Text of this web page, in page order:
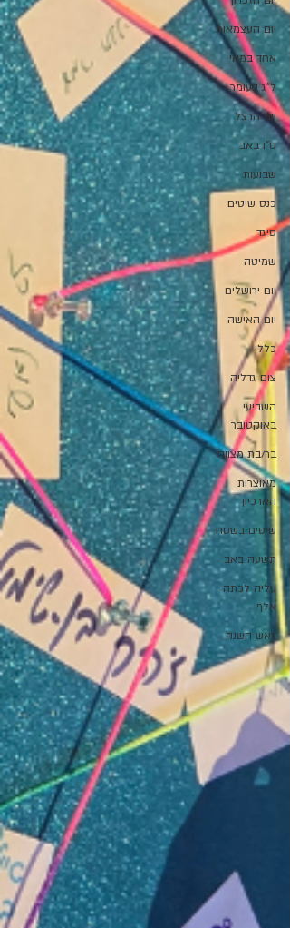
יום העצמאות
אחד במאי
ל"ג בעומר
יום הרצל
ט"ו באב
שבועות
כנס שיטים
סיגד
שמיטה
יום ירושלים
יום האישה
כללי
צום גדליה
השביעי
באוקטובר
בר/בת מצווה
מאוצרות
הארכיון
שיטים בשטח
תשעה באב
עליה לכתה
אלף
ראש השנה